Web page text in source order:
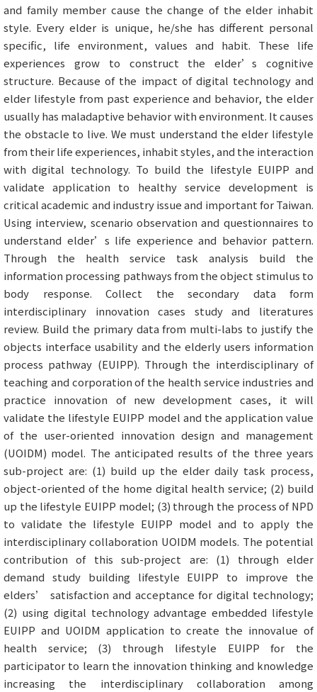
and family member cause the change of the elder inhabit
style. Every elder is unique, he/she has different personal
specific, life environment, values and habit. These life
experiences grow to construct the elder’s cognitive
structure. Because of the impact of digital technology and
elder lifestyle from past experience and behavior, the elder
usually has maladaptive behavior with environment. It causes
the obstacle to live. We must understand the elder lifestyle
from their life experiences, inhabit styles, and the interaction
with digital technology. To build the lifestyle EUIPP and
validate application to healthy service development is
critical academic and industry issue and important for Taiwan.
Using interview, scenario observation and questionnaires to
understand elder’s life experience and behavior pattern.
Through the health service task analysis build the
information processing pathways from the object stimulus to
body response. Collect the secondary data form
interdisciplinary innovation cases study and literatures
review. Build the primary data from multi-labs to justify the
objects interface usability and the elderly users information
process pathway (EUIPP). Through the interdisciplinary of
teaching and corporation of the health service industries and
practice innovation of new development cases, it will
validate the lifestyle EUIPP model and the application value
of the user-oriented innovation design and management
(UOIDM) model. The anticipated results of the three years
sub-project are: (1) build up the elder daily task process,
object-oriented of the home digital health service; (2) build
up the lifestyle EUIPP model; (3) through the process of NPD
to validate the lifestyle EUIPP model and to apply the
interdisciplinary collaboration UOIDM models. The potential
contribution of this sub-project are: (1) through elder
demand study building lifestyle EUIPP to improve the
elders’ satisfaction and acceptance for digital technology;
(2) using digital technology advantage embedded lifestyle
EUIPP and UOIDM application to create the innovalue of
health service; (3) through lifestyle EUIPP for the
participator to learn the innovation thinking and knowledge
increasing the interdisciplinary collaboration among